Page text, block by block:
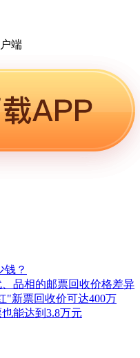
端
钱？
品相的邮票回收价格差异
"新票回收价可达400万
能达到3.8万元